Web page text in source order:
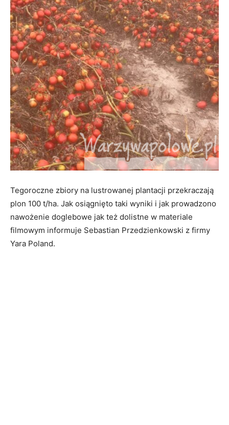
Tegoroczne zbiory na lustrowanej plantacji przekraczają
plon 100 t/ha. Jak osiągnięto taki wyniki i jak prowadzono
nawożenie doglebowe jak też dolistne w materiale
filmowym informuje Sebastian Przedzienkowski z firmy
Yara Poland.